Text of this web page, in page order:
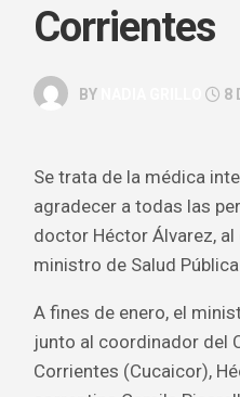
Corrientes
BY 8
Se trata de la médica
agradecer a todas las
doctor Héctor Álvarez,
ministro de Salud
A fines de enero, el
junto al coordinador del
Corrientes (Cucaicor),